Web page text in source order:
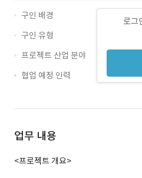
로그
구인 배경
구인 유형
프로젝트 산업 분야
협업 예정 인력
업무 내용
<프로젝트 개요>